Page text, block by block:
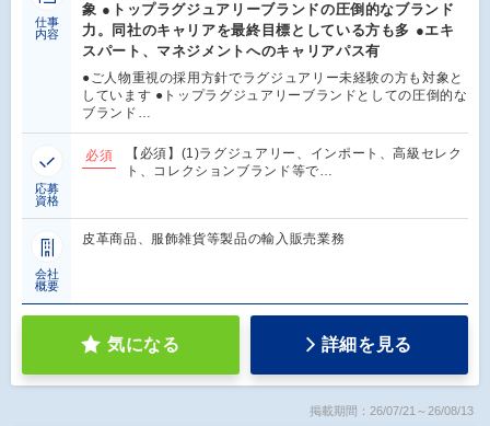
仕事
内容
象 ●トップラグジュアリーブランドの圧倒的なブランド
力。同社のキャリアを最終目標としている方も多 ●エキ
スパート、マネジメントへのキャリアパス有
●ご人物重視の採用方針でラグジュアリー未経験の方も対象と
しています ●トップラグジュアリーブランドとしての圧倒的な
ブランド…
応募
資格
必須
【必須】(1)ラグジュアリー、インポート、高級セレク
ト、コレクションブランド等で…
会社
概要
皮革商品、服飾雑貨等製品の輸入販売業務
気になる 詳細を見る
掲載期間：26/07/21～26/08/13